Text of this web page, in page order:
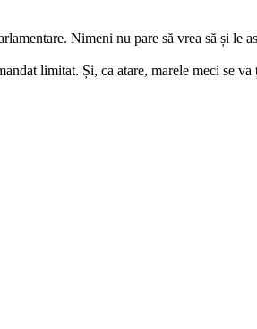
Nimeni nu pare să vrea să și le
limitat. Și, ca atare, marele meci se